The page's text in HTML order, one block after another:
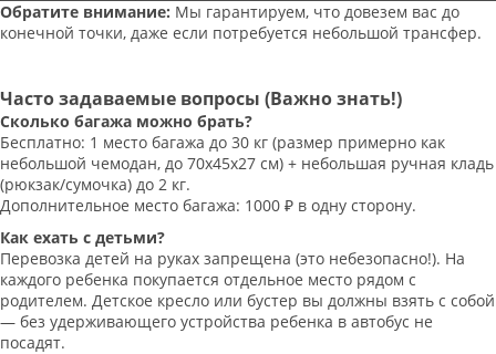
Обратите внимание: Мы гарантируем, что довезем вас до
конечной точки, даже если потребуется небольшой трансфер.
Часто задаваемые вопросы (Важно знать!)
Сколько багажа можно брать?
Бесплатно: 1 место багажа до 30 кг (размер примерно как
небольшой чемодан, до 70х45х27 см) + небольшая ручная кладь
(рюкзак/сумочка) до 2 кг.
Дополнительное место багажа: 1000 ₽ в одну сторону.
Как ехать с детьми?
Перевозка детей на руках запрещена (это небезопасно!). На
каждого ребенка покупается отдельное место рядом с
родителем. Детское кресло или бустер вы должны взять с собой
— без удерживающего устройства ребенка в автобус не
посадят.